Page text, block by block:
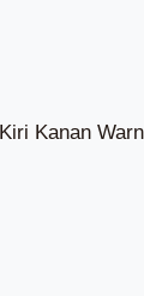
Kanan